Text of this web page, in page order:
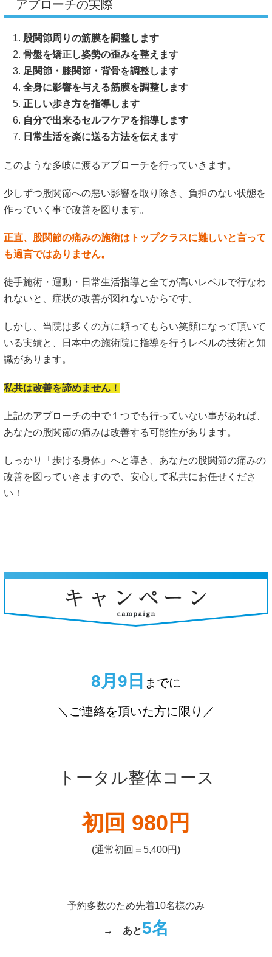
アプローチの実際
股関節周りの筋膜を調整します
骨盤を矯正し姿勢の歪みを整えます
足関節・膝関節・背骨を調整します
全身に影響を与える筋膜を調整します
正しい歩き方を指導します
自分で出来るセルフケアを指導します
日常生活を楽に送る方法を伝えます
このような多岐に渡るアプローチを行っていきます。
少しずつ股関節への悪い影響を取り除き、負担のない状態を
作っていく事で改善を図ります。
正直、股関節の痛みの施術はトップクラスに難しいと言って
も過言ではありません。
徒手施術・運動・日常生活指導と全てが高いレベルで行なわ
れないと、症状の改善が図れないからです。
しかし、当院は多くの方に頼ってもらい笑顔になって頂いて
いる実績と、日本中の施術院に指導を行うレベルの技術と知
識があります。
私共は改善を諦めません！
上記のアプローチの中で１つでも行っていない事があれば、
あなたの股関節の痛みは改善する可能性があります。
しっかり「歩ける身体」へと導き、あなたの股関節の痛みの
改善を図っていきますので、安心して私共にお任せくださ
い！
8月9日 までに
＼ご連絡を頂いた方に限り／
トータル整体コース
初回 980円
(通常初回＝5,400円)
予約多数のため先着10名様のみ
→ あと5名